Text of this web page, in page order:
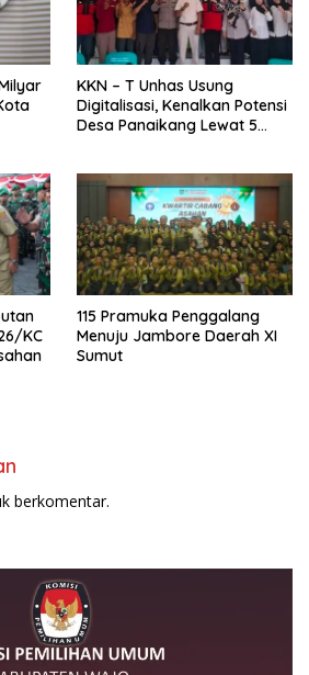
KKN – T Unhas Usung
Digitalisasi, Kenalkan Potensi
Desa Panaikang Lewat 5
KC
115 Pramuka Penggalang
Menuju Jambore Daerah XI
Sumut
berkomentar.